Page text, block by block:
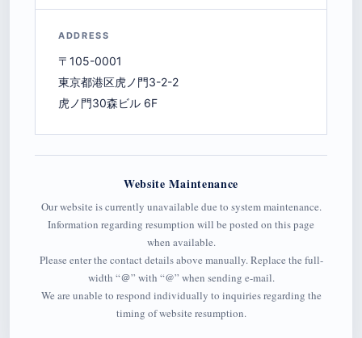
ADDRESS
〒105-0001
東京都港区虎ノ門3-2-2
虎ノ門30森ビル 6F
Website Maintenance
Our website is currently unavailable due to system maintenance.
Information regarding resumption will be posted on this page
when available.
Please enter the contact details above manually. Replace the full-
width “＠” with “@” when sending e-mail.
We are unable to respond individually to inquiries regarding the
timing of website resumption.